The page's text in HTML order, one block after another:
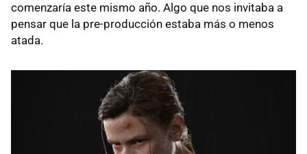
comenzaría este mismo año. Algo que nos invitaba a
pensar que la pre-producción estaba más o menos
atada.